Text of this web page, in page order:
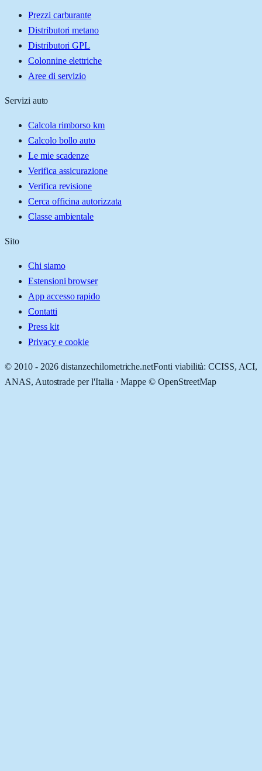
Prezzi carburante
Distributori metano
Distributori GPL
Colonnine elettriche
Aree di servizio
Servizi auto
Calcola rimborso km
Calcolo bollo auto
Le mie scadenze
Verifica assicurazione
Verifica revisione
Cerca officina autorizzata
Classe ambientale
Sito
Chi siamo
Estensioni browser
App accesso rapido
Contatti
Press kit
Privacy e cookie
© 2010 - 2026 distanzechilometriche.netFonti viabilità: CCISS, ACI,
ANAS, Autostrade per l'Italia · Mappe © OpenStreetMap